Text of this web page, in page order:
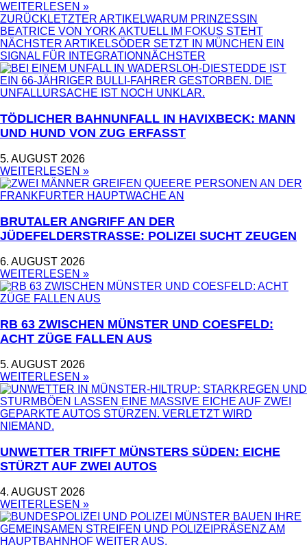
WEITERLESEN »
ZURÜCK LETZTER ARTIKELWARUM PRINZESSIN
BEATRICE VON YORK AKTUELL IM FOKUS STEHT
NÄCHSTER ARTIKELSÖDER SETZT IN MÜNCHEN EIN
SIGNAL FÜR INTEGRATION NÄCHSTER
TÖDLICHER BAHNUNFALL IN HAVIXBECK: MANN
UND HUND VON ZUG ERFASST
5. AUGUST 2026
WEITERLESEN »
BRUTALER ANGRIFF AN DER
JÜDEFELDERSTRASSE: POLIZEI SUCHT ZEUGEN
6. AUGUST 2026
WEITERLESEN »
RB 63 ZWISCHEN MÜNSTER UND COESFELD:
ACHT ZÜGE FALLEN AUS
5. AUGUST 2026
WEITERLESEN »
UNWETTER TRIFFT MÜNSTERS SÜDEN: EICHE
STÜRZT AUF ZWEI AUTOS
4. AUGUST 2026
WEITERLESEN »